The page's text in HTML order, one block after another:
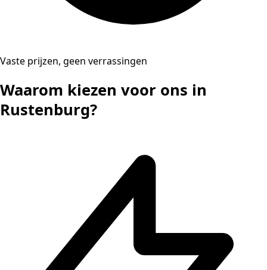
Vaste prijzen, geen verrassingen
Waarom kiezen voor ons in
Rustenburg?